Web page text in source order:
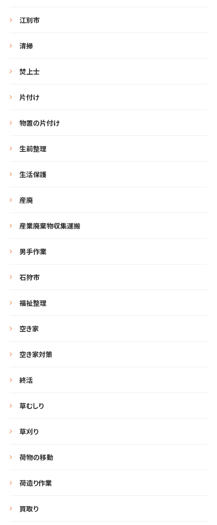
江別市
清掃
焚上士
片付け
物置の片付け
生前整理
生活保護
産廃
産業廃棄物収集運搬
男手作業
石狩市
福祉整理
空き家
空き家対策
終活
草むしり
草刈り
荷物の移動
荷造り作業
買取り